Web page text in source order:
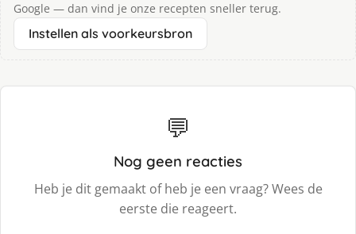
Google — dan vind je onze recepten sneller terug.
Instellen als voorkeursbron
💬
Nog geen reacties
Heb je dit gemaakt of heb je een vraag? Wees de
eerste die reageert.